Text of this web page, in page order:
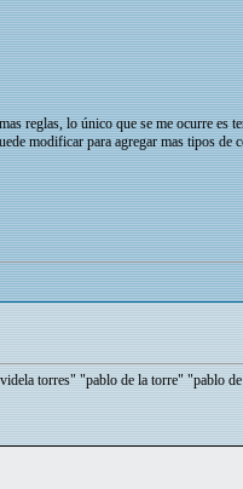
reglas, lo único que se me ocurre es
modificar para agregar mas tipos de
torres" "pablo de la torre" "pablo